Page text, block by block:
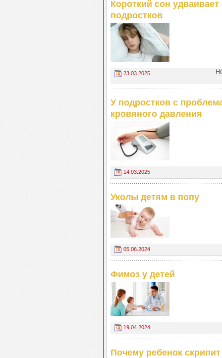
Короткий сон
подростков
23.03.2025
У подростков с
кровяного давления
14.03.2025
Уколы детям в попу
05.06.2024
Фимоз у детей
19.04.2024
Почему ребенок